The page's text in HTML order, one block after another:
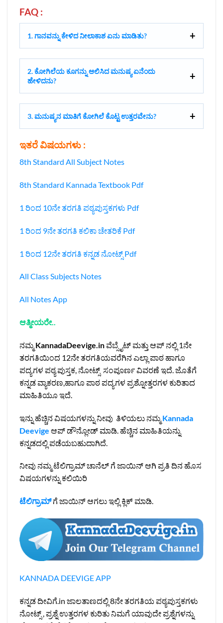
FAQ :
1. ಗಾನವನ್ನು ಕೇಳಿದ ನೀಲಾಕಾಶ ಏನು ಮಾಡಿತು?
2. ಕೋಗಿಲೆಯ ಕೂಗನ್ನು ಆಲಿಸಿದ ಮನುಷ್ಯ ಏನೆಂದು
ಹೇಳಿದನು?
3. ಮನುಷ್ಯನ ಮಾತಿಗೆ ಕೋಗಿಲೆ ಕೊಟ್ಟ ಉತ್ತರವೇನು?
ಇತರೆ ವಿಷಯಗಳು :
8th Standard All Subject Notes
8th Standard Kannada Textbook Pdf
1 ರಿಂದ 10ನೇ ತರಗತಿ ಪಠ್ಯಪುಸ್ತಕಗಳು Pdf
1 ರಿಂದ 9ನೇ ತರಗತಿ ಕಲಿಕಾ ಚೇತರಿಕೆ Pdf
1 ರಿಂದ 12ನೇ ತರಗತಿ ಕನ್ನಡ ನೋಟ್ಸ್‌ Pdf
All Class Subjects Notes
All Notes App
ಆತ್ಮೀಯರೇ..
ನಮ್ಮ KannadaDeevige.inವೆಬ್ಸೈಟ್ ಮತ್ತು ಆಪ್ ನಲ್ಲಿ 1ನೇ
ತರಗತಿಯಿಂದ 12ನೇ ತರಗತಿಯವರೆಗಿನ ಎಲ್ಲಾ ಪಾಠ ಹಾಗೂ
ಪದ್ಯಗಳ ಪಠ್ಯ ಪುಸ್ತಕ, ನೋಟ್ಸ್ ಸಂಪೂರ್ಣ ವಿವರಣೆ ಇದೆ. ಜೊತೆಗೆ
ಕನ್ನಡ ವ್ಯಾಕರಣ,ಹಾಗೂ ಪಾಠ ಪದ್ಯಗಳ ಪ್ರಶ್ನೋತ್ತರಗಳ ಕುರಿತಾದ
ಮಾಹಿತಿಯೂ ಇದೆ.
ಇನ್ನು ಹೆಚ್ಚಿನ ವಿಷಯಗಳನ್ನು ನೀವು ತಿಳಿಯಲು ನಮ್ಮ Kannada
Deevige ಆಪ್ ಡೌನ್ಲೋಡ್ ಮಾಡಿ. ಹೆಚ್ಚಿನ ಮಾಹಿತಿಯನ್ನು
ಕನ್ನಡದಲ್ಲಿ ಪಡೆಯಬಹುದಾಗಿದೆ.
ನೀವು ನಮ್ಮ ಟೆಲಿಗ್ರಾಮ್ ಚಾನೆಲ್ ಗೆ ಜಾಯಿನ್ ಆಗಿ ಪ್ರತಿ ದಿನ ಹೊಸ
ವಿಷಯಗಳನ್ನು ಕಲಿಯಿರಿ
ಟೆಲಿಗ್ರಾಮ್ಗೆ ಜಾಯಿನ್ ಆಗಲು ಇಲ್ಲಿ ಕ್ಲಿಕ್ ಮಾಡಿ.
KANNADA DEEVIGE APP
ಕನ್ನಡ ದೀವಿಗೆ.in ಜಾಲತಾಣದಲ್ಲಿ 8ನೇ ತರಗತಿಯ ಪಠ್ಯಪುಸ್ತಕಗಳು
ನೋಟ್ಸ್ , ಪ್ರಶ್ನೆ ಉತ್ತರಗಳ ಕುರಿತು ನಿಮಗೆ ಯಾವುದೇ ಪ್ರಶ್ನೆಗಳನ್ನು